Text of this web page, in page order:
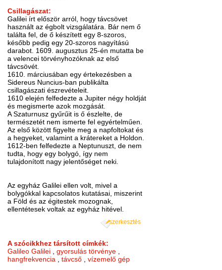
Csillagászat:
Galilei írt először arról, hogy távcsövet
használt az égbolt vizsgálatára. Bár nem ő
találta fel, de ő készített egy 8-szoros,
később pedig egy 20-szoros nagyítású
darabot. 1609. augusztus 25-én mutatta be
a velencei törvényhozóknak az első
távcsövét.
1610. márciusában egy értekezésben a
Sidereus Nuncius-ban publikálta
csillagászati észrevételeit.
1610 elején felfedezte a Jupiter négy holdját
és megismerte azok mozgását.
A Szaturnusz gyűrűit is ő észlelte, de
természetét nem ismerte fel egyértelműen.
Az első között figyelte meg a napfoltokat és
a hegyeket, valamint a krátereket a Holdon.
1612-ben felfedezte a Neptunuszt, de nem
tudta, hogy egy bolygó, így nem
tulajdonított nagy jelentőséget neki.
Az egyház Galilei ellen volt, mivel a
bolygókkal kapcsolatos kutatásai, miszerint
a Föld és az égitestek mozognak,
ellentétesek voltak az egyház hitével.
szerkesztés
A szócikkhez társított címkék:
Galileo Galilei ,gyorsulás törvénye ,
hangfrekvencia ,távcső ,vízemelő gép